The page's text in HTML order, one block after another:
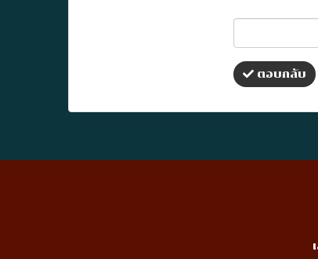
ตอบกลับ